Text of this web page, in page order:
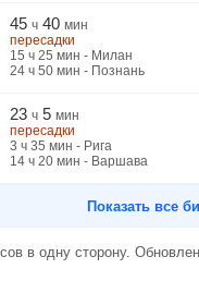
45 ч 40 мин
пересадки
15 ч 25 мин - Милан
24 ч 50 мин - Познань
23 ч 5 мин
пересадки
3 ч 35 мин - Рига
14 ч 20 мин - Варшава
Показать все
в одну сторону.